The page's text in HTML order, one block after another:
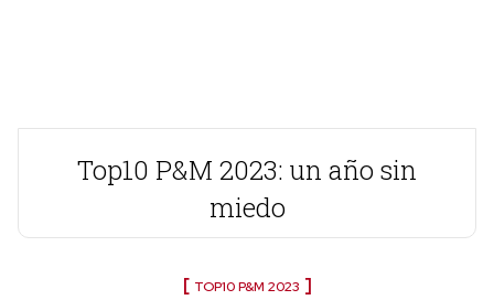
Top10 P&M 2023: un año sin
miedo
TOP10 P&M 2023